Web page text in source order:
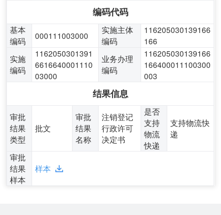
编码代码
基本
编码
000111003000
实施主体
编码
116205030139166
166
实施
编码
1162050301391
6616640001110
03000
业务办理
编码
116205030139166
166400011100300
003
结果信息
审批
结果
类型
批文
审批
结果
名称
注销登记
行政许可
决定书
是否
支持
物流
快递
支持物流快
递
审批
结果
样本
样本